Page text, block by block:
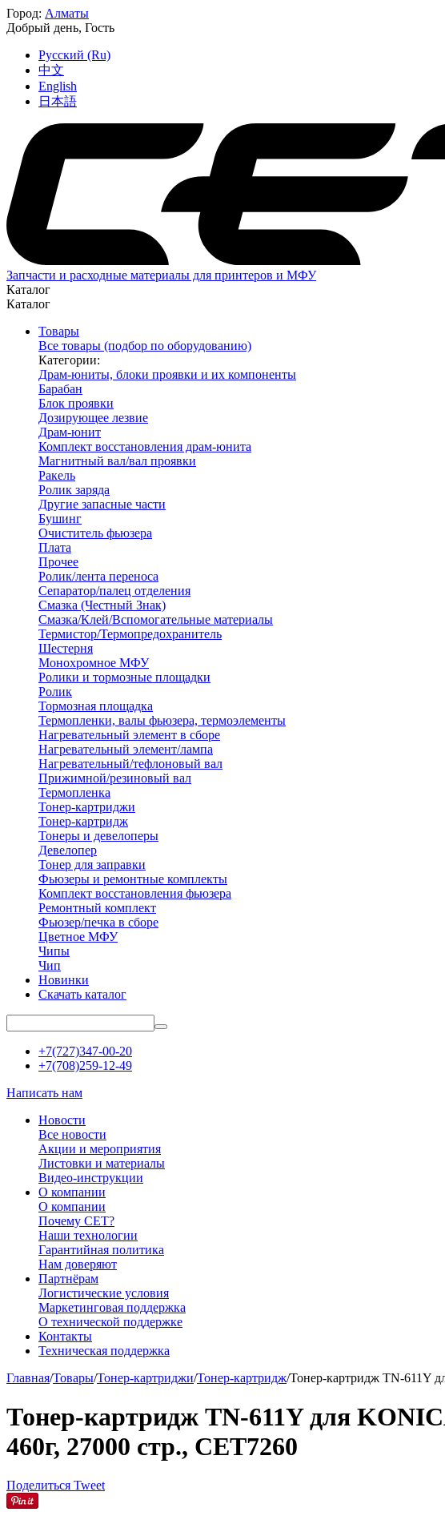
Город: Алматы
Добрый день, Гость
Русский (Ru)
中文
English
日本語
Запчасти и расходные материалы для принтеров и МФУ
Каталог
Каталог
Товары
Все товары (подбор по оборудованию)
Категории:
Драм-юниты, блоки проявки и их компоненты
Барабан
Блок проявки
Дозирующее лезвие
Драм-юнит
Комплект восстановления драм-юнита
Магнитный вал/вал проявки
Ракель
Ролик заряда
Другие запасные части
Бушинг
Очиститель фьюзера
Плата
Прочее
Ролик/лента переноса
Сепаратор/палец отделения
Смазка (Честный Знак)
Смазка/Клей/Вспомогательные материалы
Термистор/Термопредохранитель
Шестерня
Монохромное МФУ
Ролики и тормозные площадки
Ролик
Тормозная площадка
Термопленки, валы фьюзера, термоэлементы
Нагревательный элемент в сборе
Нагревательный элемент/лампа
Нагревательный/тефлоновый вал
Прижимной/резиновый вал
Термопленка
Тонер-картриджи
Тонер-картридж
Тонеры и девелоперы
Девелопер
Тонер для заправки
Фьюзеры и ремонтные комплекты
Комплект восстановления фьюзера
Ремонтный комплект
Фьюзер/печка в сборе
Цветное МФУ
Чипы
Чип
Новинки
Скачать каталог
+7(727)347-00-20
+7(708)259-12-49
Написать нам
Новости
Все новости
Акции и мероприятия
Листовки и материалы
Видео-инструкции
О компании
О компании
Почему CET?
Наши технологии
Гарантийная политика
Нам доверяют
Партнёрам
Логистические условия
Маркетинговая поддержка
О технической поддержке
Контакты
Техническая поддержка
Главная/Товары/Тонер-картриджи/Тонер-картридж/Тонер-картридж TN-611Y
Тонер-картридж TN-611Y для
460г, 27000 стр., CET7260
Поделиться Tweet